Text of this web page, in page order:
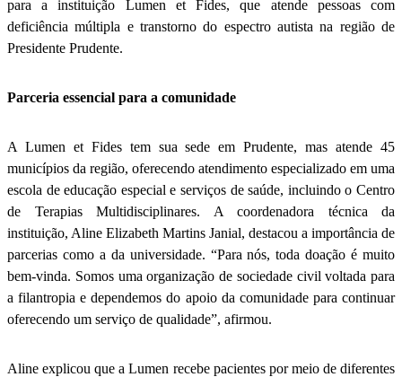
para a instituição Lumen et Fides, que atende pessoas com
deficiência múltipla e transtorno do espectro autista na região de
Presidente Prudente.
Parceria essencial para a comunidade
A Lumen et Fides tem sua sede em Prudente, mas atende 45
municípios da região, oferecendo atendimento especializado em uma
escola de educação especial e serviços de saúde, incluindo o Centro
de Terapias Multidisciplinares. A coordenadora técnica da
instituição, Aline Elizabeth Martins Janial, destacou a importância de
parcerias como a da universidade. “Para nós, toda doação é muito
bem-vinda. Somos uma organização de sociedade civil voltada para
a filantropia e dependemos do apoio da comunidade para continuar
oferecendo um serviço de qualidade”, afirmou.
Aline explicou que a Lumen recebe pacientes por meio de diferentes